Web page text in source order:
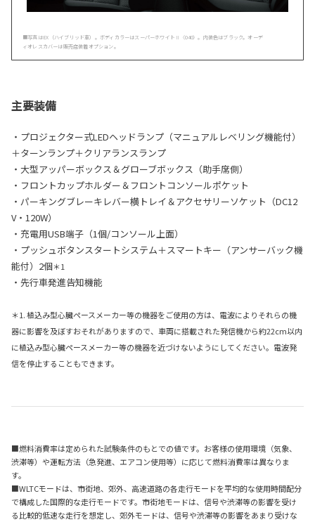
■写真はEX（ハイブリッド車）。ボディカラーはスーパーホワイトⅡ〈040〉。内装色はブラック。オーデ
ィオレスカバーは販売店装着オプション。
主要装備
・プロジェクター式LEDヘッドランプ（マニュアルレベリング機能付）
＋ターンランプ＋クリアランスランプ
・大型アッパーボックス＆グローブボックス（助手席側）
・フロントカップホルダー＆フロントコンソールポケット
・パーキングブレーキレバー横トレイ＆アクセサリーソケット（DC12
V・120W）
・充電用USB端子（1個/コンソール上面）
・プッシュボタンスタートシステム＋スマートキー（アンサーバック機
能付）2個＊1
・先行車発進告知機能
＊1. 植込み型心臓ペースメーカー等の機器をご使用の方は、電波によりそれらの機
器に影響を及ぼすおそれがありますので、車両に搭載された発信機から約22cm以内
に植込み型心臓ペースメーカー等の機器を近づけないようにしてください。電波発
信を停止することもできます。
■燃料消費率は定められた試験条件のもとでの値です。お客様の使用環境（気象、
渋滞等）や運転方法（急発進、エアコン使用等）に応じて燃料消費率は異なりま
す。
■WLTCモードは、市街地、郊外、高速道路の各走行モードを平均的な使用時間配分
で構成した国際的な走行モードです。市街地モードは、信号や渋滞等の影響を受け
る比較的低速な走行を想定し、郊外モードは、信号や渋滞等の影響をあまり受けな